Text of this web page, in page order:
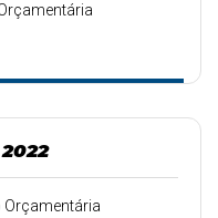
2022
Orçamentária